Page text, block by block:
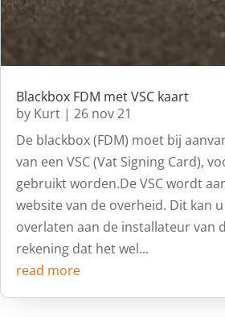
Blackbox FDM met VSC kaart
by Kurt | 26 nov 21
De blackbox (FDM) moet bij
van een VSC (Vat Signing Card),
gebruikt worden.De VSC wordt
website van de overheid. Dit kan
overlaten aan de installateur van
rekening dat het wel...
read more